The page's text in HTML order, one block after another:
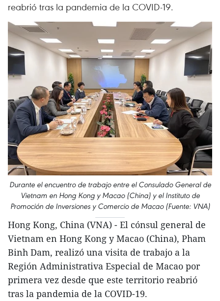
reabrió tras la pandemia de la COVID-19.
Durante el encuentro de trabajo entre el Consulado General de
Vietnam en Hong Kong y Macao (China) y el Instituto de
Promoción de Inversiones y Comercio de Macao (Fuente: VNA)
Hong Kong, China (VNA) - El cónsul general de
Vietnam en Hong Kong y Macao (China), Pham
Binh Dam, realizó una visita de trabajo a la
Región Administrativa Especial de Macao por
primera vez desde que este territorio reabrió
tras la pandemia de la COVID-19.